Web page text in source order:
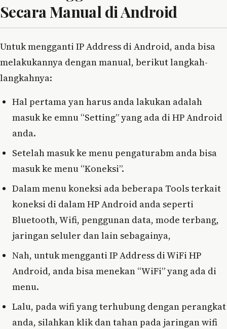
Secara Manual di Android
Untuk mengganti IP Address di Android, anda bisa
melakukannya dengan manual, berikut langkah-
langkahnya:
Hal pertama yan harus anda lakukan adalah
masuk ke emnu “Setting” yang ada di HP Android
anda.
Setelah masuk ke menu pengaturabm anda bisa
masuk ke menu “Koneksi”.
Dalam menu koneksi ada beberapa Tools terkait
koneksi di dalam HP Android anda seperti
Bluetooth, Wifi, penggunan data, mode terbang,
jaringan seluler dan lain sebagainya,
Nah, untuk mengganti IP Address di WiFi HP
Android, anda bisa menekan “WiFi” yang ada di
menu.
Lalu, pada wifi yang terhubung dengan perangkat
anda, silahkan klik dan tahan pada jaringan wifi